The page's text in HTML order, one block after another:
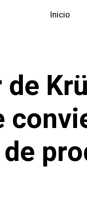
Inicio